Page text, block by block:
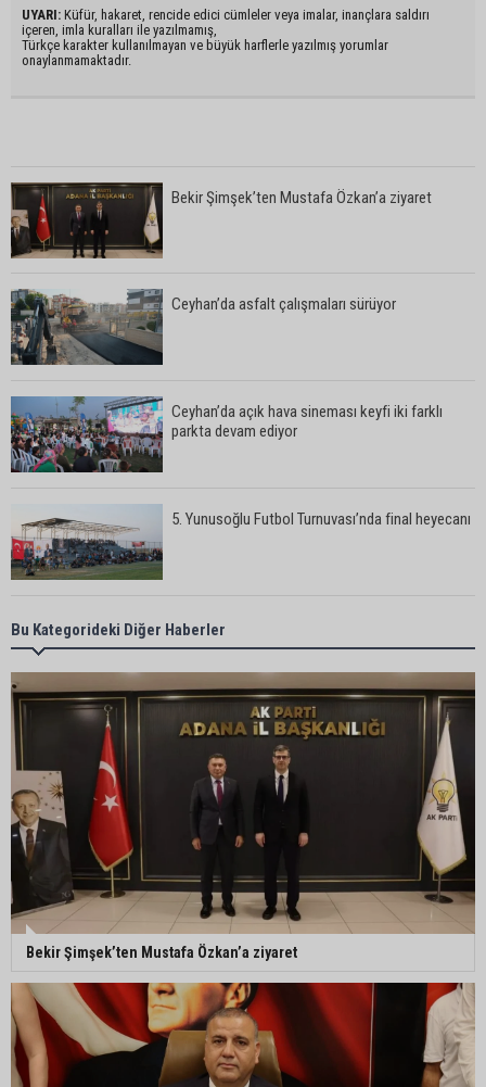
UYARI: Küfür, hakaret, rencide edici cümleler veya imalar, inançlara saldırı
içeren, imla kuralları ile yazılmamış,
Türkçe karakter kullanılmayan ve büyük harflerle yazılmış yorumlar
onaylanmamaktadır.
Bekir Şimşek’ten Mustafa Özkan’a ziyaret
Ceyhan’da asfalt çalışmaları sürüyor
Ceyhan’da açık hava sineması keyfi iki farklı
parkta devam ediyor
5. Yunusoğlu Futbol Turnuvası’nda final heyecanı
Ceyhan’da Necdet Sevinç Parkı’nda bakım
çalışması
Orhan Bayram’dan AK Parti’ye Yüreğir çıkışı:
“Bizim belediye meclis üyelerimize ne yaptınız?
Siz önce onu anlatın”
Sarıçam’da su ürünlerine yönelik denetimler
Ceyhan’da yangına giden itfaiye aracı devrildi: 3
Çukurova Belediye Başkanı Emrah Kozay
CHP’den ayrıldığını açıkladı
Bu Kategorideki Diğer Haberler
Bekir Şimşek’ten Mustafa Özkan’a ziyaret